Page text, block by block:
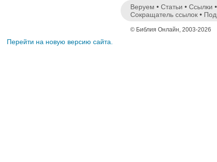
Веруем • Статьи • Ссылки
Сокращатель ссылок •
© Библия Онлайн, 2003-2026
Перейти на новую версию сайта.